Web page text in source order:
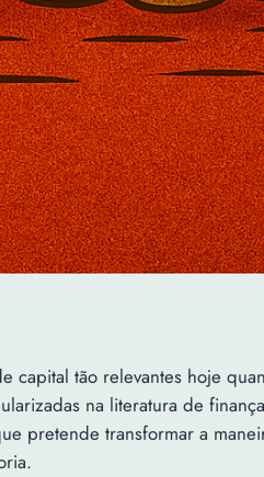
tão relevantes hoje
na literatura de
pretende transformar a